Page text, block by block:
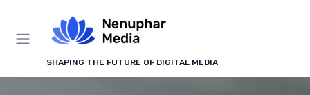
SHAPING THE FUTURE OF DIGITAL MEDIA